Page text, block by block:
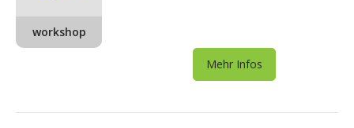
workshop
Mehr Infos